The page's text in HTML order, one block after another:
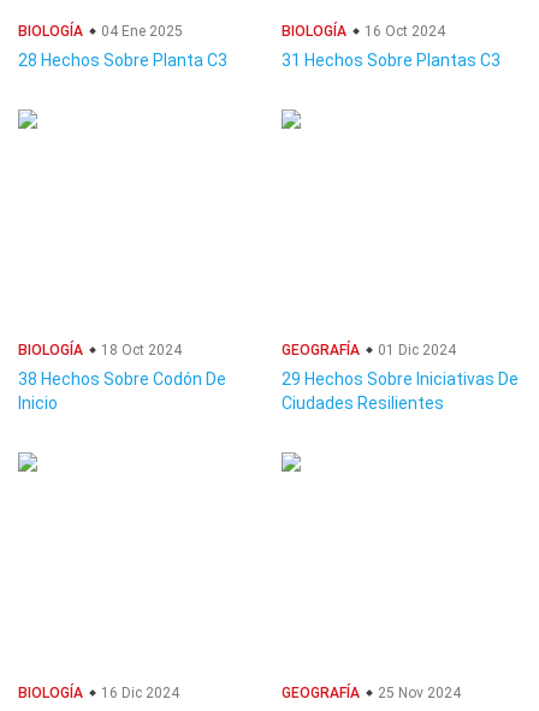
BIOLOGÍA 04 Ene 2025
28 Hechos Sobre Planta C3
BIOLOGÍA 16 Oct 2024
31 Hechos Sobre Plantas C3
BIOLOGÍA 18 Oct 2024
38 Hechos Sobre Codón De
Inicio
GEOGRAFÍA 01 Dic 2024
29 Hechos Sobre Iniciativas De
Ciudades Resilientes
BIOLOGÍA 16 Dic 2024 GEOGRAFÍA 25 Nov 2024